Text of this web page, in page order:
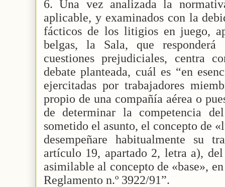
6. Una vez analizada la
aplicable, y examinados con la
fácticos de los litigios en juego,
belgas, la Sala, que
cuestiones prejudiciales, centra
debate planteada, cuál es “en
ejercitadas por trabajadores
propio de una compañía aérea o
de determinar la competencia
sometido el asunto, el concepto de
desempeñare habitualmente su
artículo 19, apartado 2, letra a),
asimilable al concepto de «base»,
Reglamento n.º 3922/91”.